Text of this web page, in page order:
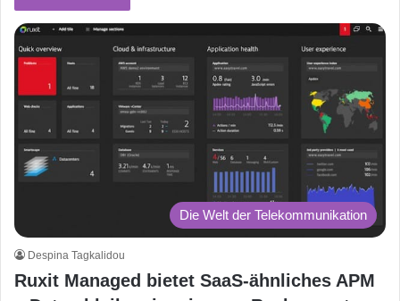
Die Welt der Telekommunikation
Despina Tagkalidou
Ruxit Managed bietet SaaS-ähnliches APM